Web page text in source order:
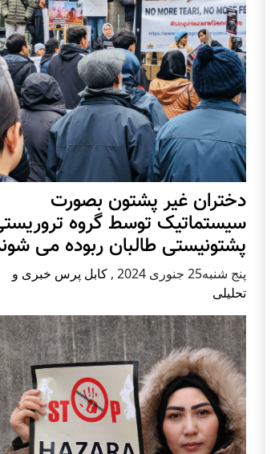
دختران غیر پشتون بصورت
سیستماتیک توسط گروه
پشتونیستی طالبان ربوده می
پنج شنبه25 جنوری 2024 , کابل پرس خبری و
تحلیلی